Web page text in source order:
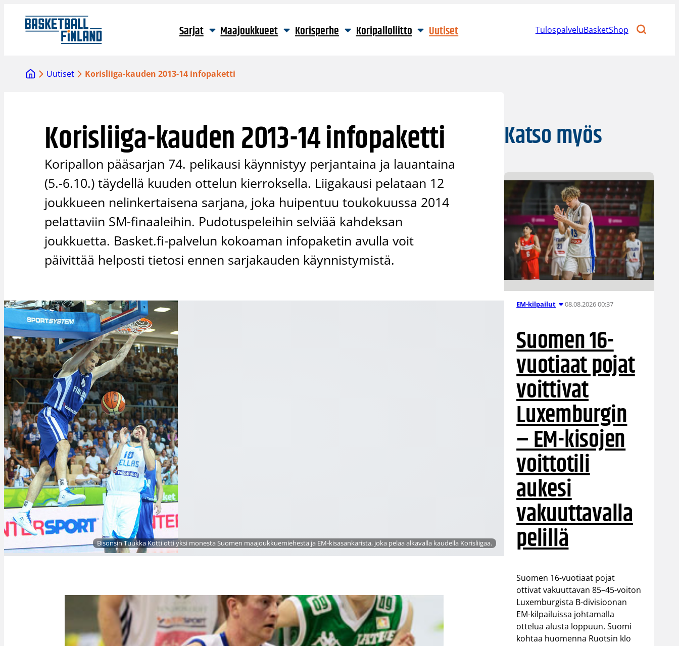
sisältöön
Sarjat Maajoukkueet Korisperhe Koripalloliitto Uutiset TulospalveluBasketShop
Uutiset Korisliiga-kauden 2013-14 infopaketti
Korisliiga-kauden 2013-14 infopaketti
Koripallon pääsarjan 74. pelikausi käynnistyy perjantaina ja lauantaina
(5.-6.10.) täydellä kuuden ottelun kierroksella. Liigakausi pelataan 12
joukkueen nelinkertaisena sarjana, joka huipentuu toukokuussa 2014
pelattaviin SM-finaaleihin. Pudotuspeleihin selviää kahdeksan
joukkuetta. Basket.fi-palvelun kokoaman infopaketin avulla voit
päivittää helposti tietosi ennen sarjakauden käynnistymistä.
Bisonsin Tuukka Kotti otti yksi monesta Suomen maajoukkuemiehestä ja EM-kisasankarista, joka pelaa alkavalla kaudella Korisliigaa.
Katso myös
EM-kilpailut 08.08.2026 00:37
Suomen 16-
vuotiaat pojat
voittivat
Luxemburgin
– EM-kisojen
voittotili
aukesi
vakuuttavalla
pelillä
Suomen 16-vuotiaat pojat
ottivat vakuuttavan 85–45-voiton
Luxemburgista B-divisioonan
EM-kilpailuissa johtamalla
ottelua alusta loppuun. Suomi
kohtaa huomenna Ruotsin klo